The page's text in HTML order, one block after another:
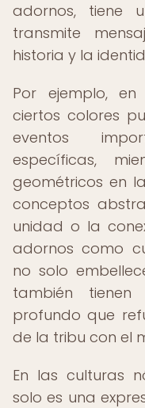
adornos, tiene
transmite
historia y la
Por ejemplo,
ciertos colores
eventos
específicas,
geométricos en
conceptos
unidad o la
adornos como
no solo
también tienen
profundo que
de la tribu con el
En las culturas
solo es una